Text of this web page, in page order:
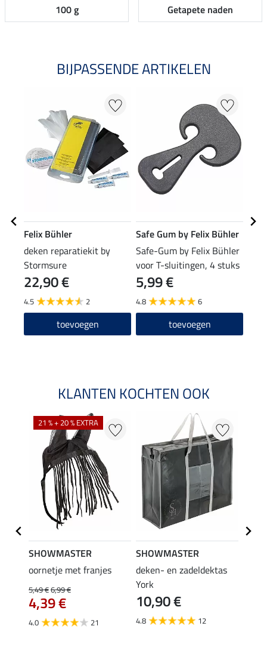
100 g Getapete naden
BIJPASSENDE ARTIKELEN
Felix Bühler
deken reparatiekit by
Stormsure
22,90 €
4.5 2
toevoegen
Safe Gum by Felix Bühler
Safe-Gum by Felix Bühler
voor T-sluitingen, 4 stuks
5,99 €
4.8 6
toevoegen
KLANTEN KOCHTEN OOK
21 % + 20 % EXTRA
SHOWMASTER
oornetje met franjes
5,49 €6,99 €
4,39 €
4.0 21
SHOWMASTER
deken- en zadeldektas
York
10,90 €
4.8 12